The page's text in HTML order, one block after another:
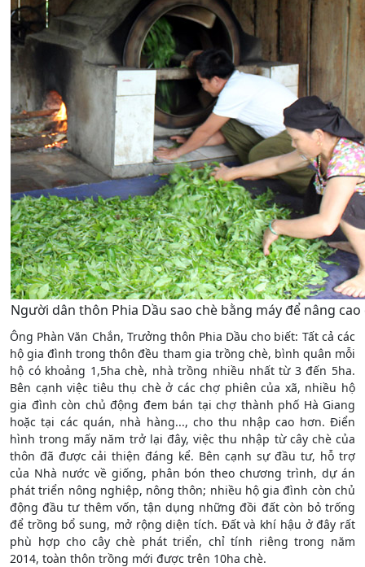
Người dân thôn Phia Dầu sao chè bằng máy để nâng
Ông Phàn Văn Chắn, Trưởng thôn Phia Dầu cho biết: Tất cả các
hộ gia đình trong thôn đều tham gia trồng chè, bình quân mỗi
hộ có khoảng 1,5ha chè, nhà trồng nhiều nhất từ 3 đến 5ha.
Bên cạnh việc tiêu thụ chè ở các chợ phiên của xã, nhiều hộ
gia đình còn chủ động đem bán tại chợ thành phố Hà Giang
hoặc tại các quán, nhà hàng..., cho thu nhập cao hơn. Điển
hình trong mấy năm trở lại đây, việc thu nhập từ cây chè của
thôn đã được cải thiện đáng kể. Bên cạnh sự đầu tư, hỗ trợ
của Nhà nước về giống, phân bón theo chương trình, dự án
phát triển nông nghiệp, nông thôn; nhiều hộ gia đình còn chủ
động đầu tư thêm vốn, tận dụng những đồi đất còn bỏ trống
để trồng bổ sung, mở rộng diện tích. Đất và khí hậu ở đây rất
phù hợp cho cây chè phát triển, chỉ tính riêng trong năm
2014, toàn thôn trồng mới được trên 10ha chè.